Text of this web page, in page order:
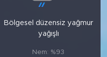
Bölgesel düzensiz yağmur
yağışlı
Nem: %93